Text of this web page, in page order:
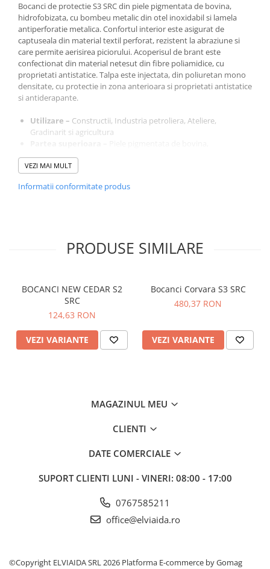
Bocanci de protectie S3 SRC din piele pigmentata de bovina,
hidrofobizata, cu bombeu metalic din otel inoxidabil si lamela
antiperforatie metalica. Confortul interior este asigurat de
captuseala din material textil perforat, rezistent la abraziune si
care permite aerisirea piciorului. Acoperisul de brant este
confectionat din material netesut din fibre poliamidice, cu
proprietati antistatice. Talpa este injectata, din poliuretan mono
densitate, cu protectie in zona anterioara si proprietati antistatice
si antiderapante.
Utilizare – Constructii, Industria petroliera, Ateliere,
Gradinarit si agricultura
hidrofobizata
Captuseala –
Brant –Tesut din poliester pe suport PE, forma anatomica,
VEZI MAI MULT
Informatii conformitate produs
PRODUSE SIMILARE
BOCANCI NEW CEDAR S2
SRC
124,63 RON
VEZI VARIANTE
Bocanci Corvara S3 SRC
480,37 RON
VEZI VARIANTE
MAGAZINUL MEU
CLIENTI
DATE COMERCIALE
SUPORT CLIENTI LUNI - VINERI: 08:00 - 17:00
0767585211
office@elviaida.ro
©Copyright ELVIAIDA SRL 2026 Platforma E-commerce by Gomag